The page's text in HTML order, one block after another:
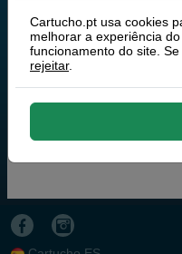
Cartucho.pt usa cookies
melhorar a experiência
funcionamento do site.
rejeitar.